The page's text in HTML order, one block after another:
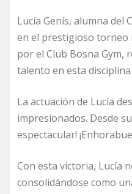
Lucía Genís, alumna
en el prestigioso torneo
por el Club Bosna Gym,
talento en esta
La actuación de Lucía
impresionados. Desde
espectacular!
Con esta victoria, Lucía
consolidándose como